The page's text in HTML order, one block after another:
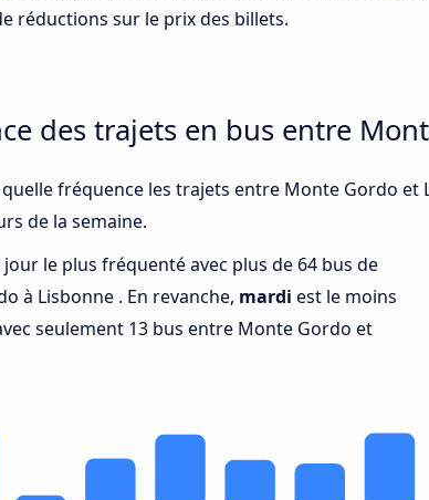
réductions sur le prix des billets.
des trajets en bus entre
quelle fréquence les trajets entre Monte Gordo
de la semaine.
jour le plus fréquenté avec plus de 64 bus de
à Lisbonne . En revanche, mardi est le moins
seulement 13 bus entre Monte Gordo et